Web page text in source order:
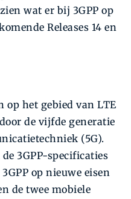
wat er bij 3GPP op
Releases 14 en
het gebied van LTE
de vijfde generatie
(5G).
3GPP-specificaties
op nieuwe eisen
de twee mobiele